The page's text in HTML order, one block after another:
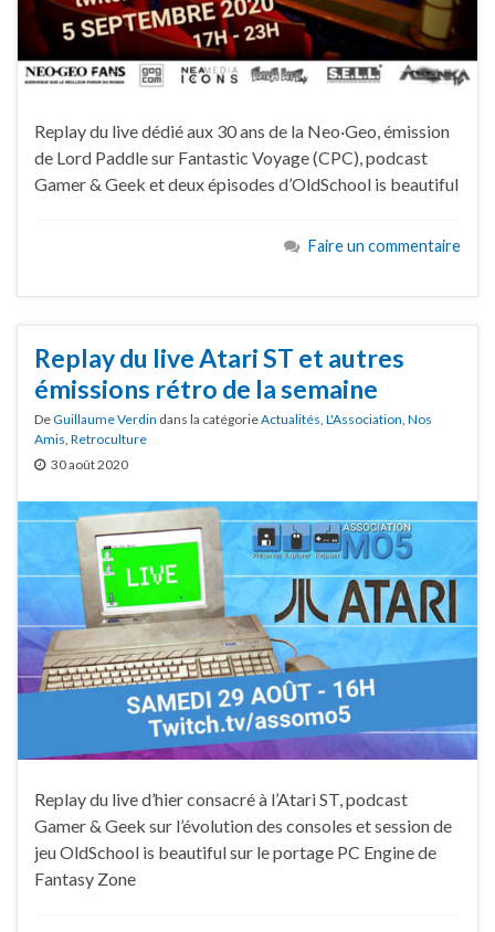
Replay du live dédié aux 30 ans de la Neo·Geo, émission
de Lord Paddle sur Fantastic Voyage (CPC), podcast
Gamer & Geek et deux épisodes d’OldSchool is beautiful
Faire un commentaire
Replay du live Atari ST et autres
émissions rétro de la semaine
DeGuillaume Verdin dans la catégorieActualités L'Association Nos
Amis Retroculture
30 août 2020
Replay du live d’hier consacré à l’Atari ST, podcast
Gamer & Geek sur l’évolution des consoles et session de
jeu OldSchool is beautiful sur le portage PC Engine de
Fantasy Zone